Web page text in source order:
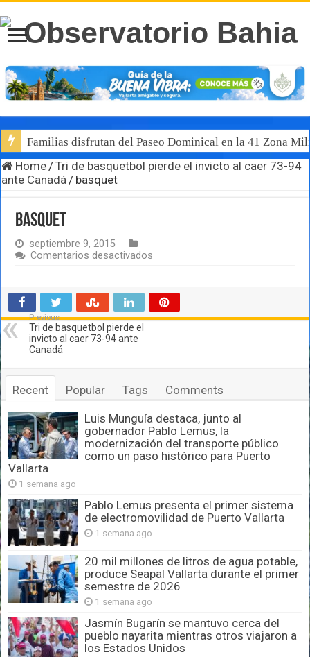
Familias disfrutan del Paseo Dominical en la 41 Zona
Home/Tri de basquetbol pierde el invicto al caer 73-94
ante Canadá/ basquet
basquet
septiembre 9, 2015
Comentarios desactivados
Previous
Tri de basquetbol pierde el
invicto al caer 73-94 ante
Canadá
Recent Popular Tags Comments
Luis Munguía destaca, junto al
gobernador Pablo Lemus, la
modernización del transporte público
como un paso histórico para Puerto
Vallarta
1 semana ago
Pablo Lemus presenta el primer sistema
de electromovilidad de Puerto Vallarta
1 semana ago
20 mil millones de litros de agua potable,
produce Seapal Vallarta durante el primer
semestre de 2026
1 semana ago
Jasmín Bugarín se mantuvo cerca del
pueblo nayarita mientras otros viajaron a
los Estados Unidos